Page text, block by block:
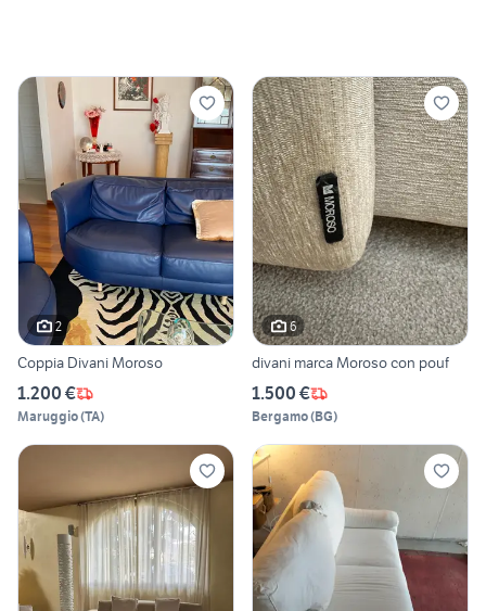
2
Coppia Divani Moroso
1.200 €
Maruggio(TA)
6
divani marca Moroso con pouf
1.500 €
Bergamo(BG)